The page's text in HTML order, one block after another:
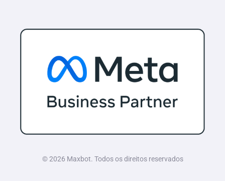
© 2026 Maxbot. Todos os direitos reservados